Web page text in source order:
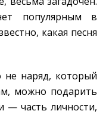
популярным в
какая песня
наряд, который
можно подарить
— часть личности,